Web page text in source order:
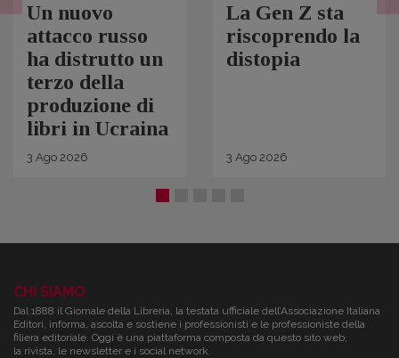
Un nuovo
attacco russo
ha distrutto un
terzo della
produzione di
libri in Ucraina
3 Ago 2026
La Gen Z sta
riscoprendo la
distopia
3 Ago 2026
CHI SIAMO
Dal 1888 il Giornale della Libreria, la testata ufficiale dell’Associazione Italiana
Editori, informa, ascolta e sostiene i professionisti e le professioniste della
filiera editoriale. Oggi è una piattaforma composta da questo sito web,
la rivista, le newsletter e i social network.